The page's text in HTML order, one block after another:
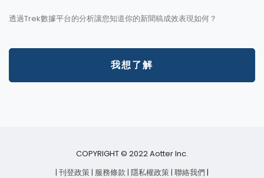
透過Trek數據平台的分析讓您知道你的新聞稿成效表現如何？
我想了解
COPYRIGHT © 2022 Aotter Inc.
| 刊登政策| 服務條款 | 隱私權政策| 聯絡我們 |